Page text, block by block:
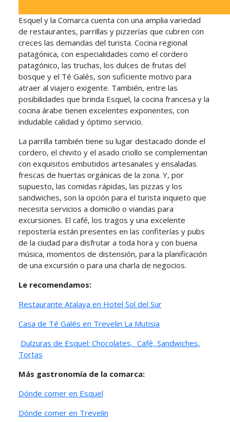
Esquel y la Comarca cuenta con una amplia variedad
de restaurantes, parrillas y pizzerías que cubren con
creces las demandas del turista. Cocina regional
patagónica, con especialidades como el cordero
patagónico, las truchas, los dulces de frutas del
bosque y el Té Galés, son suficiente motivo para
atraer al viajero exigente. También, entre las
posibilidades que brinda Esquel, la cocina francesa y la
cocina árabe tienen excelentes exponentes, con
indudable calidad y óptimo servicio.
La parrilla también tiene su lugar destacado donde el
cordero, el chivito y el asado criollo se complementan
con exquisitos embutidos artesanales y ensaladas
frescas de huertas orgánicas de la zona. Y, por
supuesto, las comidas rápidas, las pizzas y los
sandwiches, son la opción para el turista inquieto que
necesita servicios a domicilio o viandas para
excursiones. El café, los tragos y una excelente
repostería están presentes en las confiterías y pubs
de la ciudad para disfrutar a toda hora y con buena
música, momentos de distensión, para la planificación
de una excursión o para una charla de negocios.
Le recomendamos:
Restaurante Atalaya en Hotel Sol del Sur
Casa de Té Galés en Trevelin La Mutisia
Dulzuras de Esquel: Chocolates, Café, Sandwiches,
Tortas
Más gastronomía de la comarca:
Dónde comer en Esquel
Dónde comer en Trevelin